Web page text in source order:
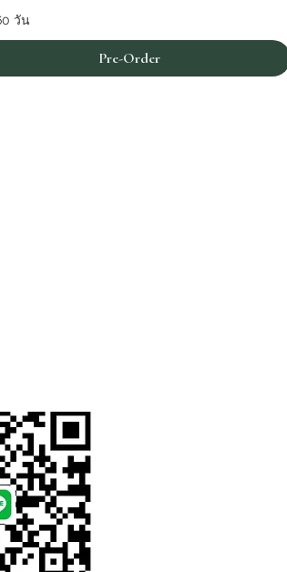
วัน
Pre-Order